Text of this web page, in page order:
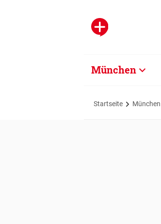
München
Startseite München